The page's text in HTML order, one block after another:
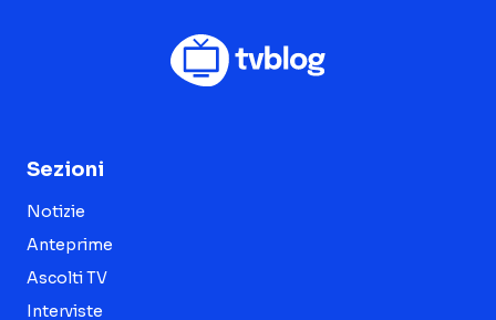
Sezioni
Notizie
Anteprime
Ascolti TV
Interviste